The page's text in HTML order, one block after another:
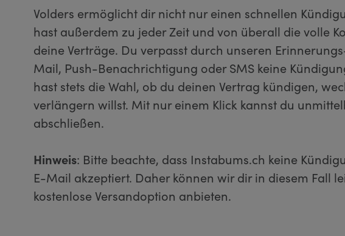
Volders ermöglicht dir nicht nur einen schnellen
hast außerdem zu jeder Zeit und von überall die volle
deine Verträge. Du verpasst durch unseren
Mail, Push-Benachrichtigung oder SMS keine
hast stets die Wahl, ob du deinen Vertrag kündigen,
verlängern willst. Mit nur einem Klick kannst du
abschließen.
Hinweis: Bitte beachte, dass Instabums.ch keine
E-Mail akzeptiert. Daher können wir dir in diesem Fall
kostenlose Versandoption anbieten.